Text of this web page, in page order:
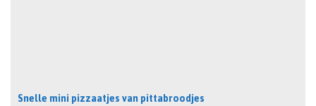
Snelle mini pizzaatjes van pittabroodjes